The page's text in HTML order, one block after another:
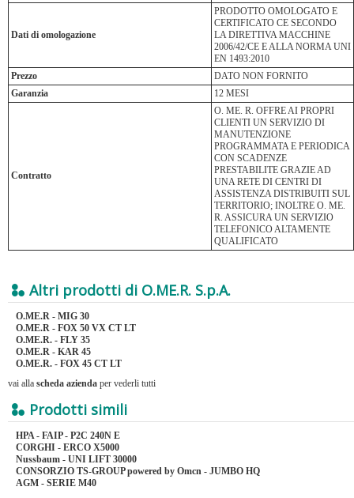
Dati di omologazione
PRODOTTO OMOLOGATO E
CERTIFICATO CE SECONDO
LA DIRETTIVA MACCHINE
2006/42/CE E ALLA NORMA UNI
EN 1493:2010
Prezzo
DATO NON FORNITO
Garanzia
12 MESI
Contratto
O. ME. R. OFFRE AI PROPRI
CLIENTI UN SERVIZIO DI
MANUTENZIONE
PROGRAMMATA E PERIODICA
CON SCADENZE
PRESTABILITE GRAZIE AD
UNA RETE DI CENTRI DI
ASSISTENZA DISTRIBUITI SUL
TERRITORIO; INOLTRE O. ME.
R. ASSICURA UN SERVIZIO
TELEFONICO ALTAMENTE
QUALIFICATO
Altri prodotti di O.ME.R. S.p.A.
O.ME.R - MIG 30
O.ME.R - FOX 50 VX CT LT
O.ME.R. - FLY 35
O.ME.R - KAR 45
O.ME.R. - FOX 45 CT LT
vai alla scheda azienda per vederli tutti
Prodotti simili
HPA - FAIP - P2C 240N E
CORGHI - ERCO X5000
Nussbaum - UNI LIFT 30000
CONSORZIO TS-GROUP powered by Omcn - JUMBO HQ
AGM - SERIE M40